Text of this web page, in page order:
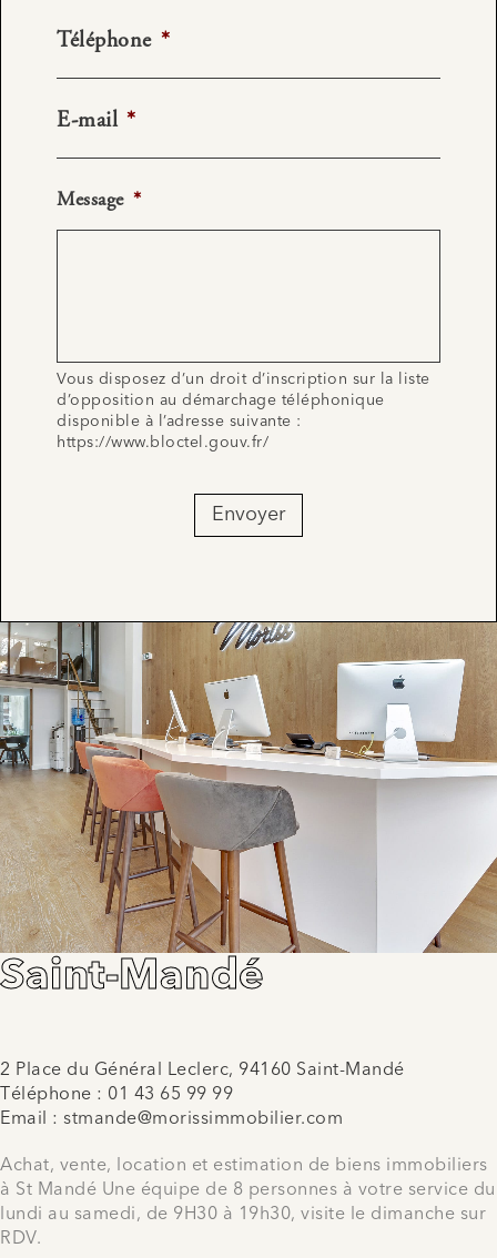
Téléphone *
E-mail *
Message *
Vous disposez d’un droit d’inscription sur la liste
d’opposition au démarchage téléphonique
disponible à l’adresse suivante :
https://www.bloctel.gouv.fr/
Envoyer
Saint-Mandé
2 Place du Général Leclerc, 94160 Saint-Mandé
Téléphone : 01 43 65 99 99
Email : stmande@morissimmobilier.com
Achat, vente, location et estimation de biens immobiliers
à St Mandé Une équipe de 8 personnes à votre service du
lundi au samedi, de 9H30 à 19h30, visite le dimanche sur
RDV.